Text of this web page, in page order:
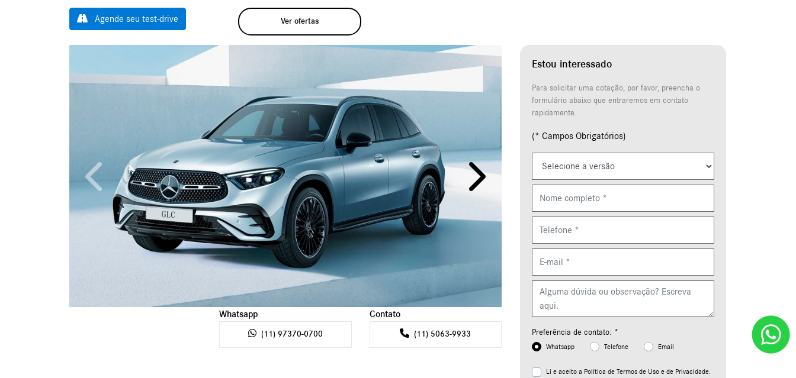
Agende seu test-drive Ver ofertas
Estou interessado
Para solicitar uma cotação, por favor, preencha o
formulário abaixo que entraremos em contato
rapidamente.
(* Campos Obrigatórios)
Preferência de contato: *
Whatsapp Telefone Email
Li e aceito a Política de Termos de Uso e de Privacidade.
Anterior Próximo
Contato
(11) 5063-9933
Whatsapp
(11) 97370-0700